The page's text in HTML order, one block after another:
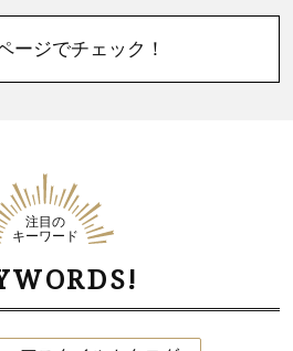
ージでチェック！
注目の
キーワード